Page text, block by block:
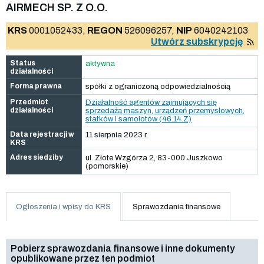
AIRMECH SP. Z O.O.
KRS0001052433, REGON 526096257, NIP6040242103
Utwórz subskrypcję
Status
działalności
aktywna
Forma prawna
spółki z ograniczoną odpowiedzialnością
Przedmiot
działalności
Działalność agentów zajmujących się
sprzedażą maszyn, urządzeń przemysłowych,
statków i samolotów (46.14.Z)
Data rejestracji w
KRS
11 sierpnia 2023 r.
Adres siedziby
ul. Złote Wzgórza 2, 83-000 Juszkowo
(pomorskie)
Ogłoszenia i wpisy do KRS Sprawozdania finansowe
Pobierz sprawozdania finansowe i inne dokumenty
opublikowane przez ten podmiot